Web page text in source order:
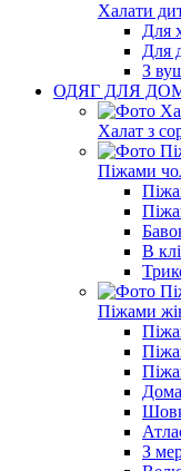
Халати
Для
Для
З
ОДЯГ ДЛЯ
Халат з
Піжами
В
Піжами
З